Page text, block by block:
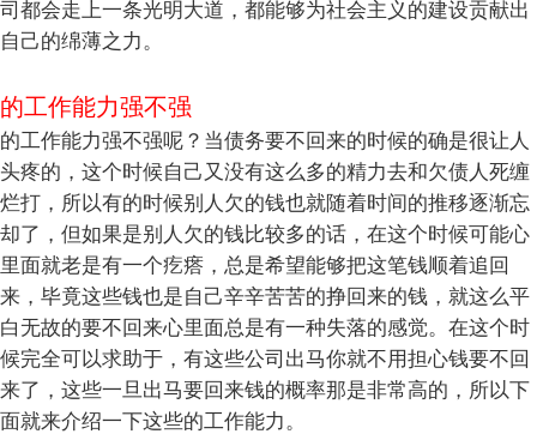
司都会走上一条光明大道，都能够为社会主义的建设贡献出
自己的绵薄之力。
的工作能力强不强
的工作能力强不强呢？当债务要不回来的时候的确是很让人
头疼的，这个时候自己又没有这么多的精力去和欠债人死缠
烂打，所以有的时候别人欠的钱也就随着时间的推移逐渐忘
却了，但如果是别人欠的钱比较多的话，在这个时候可能心
里面就老是有一个疙瘩，总是希望能够把这笔钱顺着追回
来，毕竟这些钱也是自己辛辛苦苦的挣回来的钱，就这么平
白无故的要不回来心里面总是有一种失落的感觉。在这个时
候完全可以求助于，有这些公司出马你就不用担心钱要不回
来了，这些一旦出马要回来钱的概率那是非常高的，所以下
面就来介绍一下这些的工作能力。